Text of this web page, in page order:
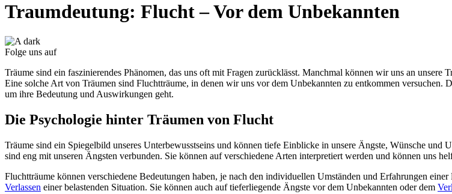
Traumdeutung: Flucht – Vor dem Unbekannten
Folge uns auf
Träume sind ein faszinierendes Phänomen, das uns oft mit Fragen zurücklässt. Manchmal können wir uns an
Eine solche Art von Träumen sind Fluchtträume, in denen wir uns vor dem Unbekannten zu entkommen versuchen.
um ihre Bedeutung und Auswirkungen geht.
Die Psychologie hinter Träumen von Flucht
Träume sind ein Spiegelbild unseres Unterbewusstseins und können tiefe Einblicke in unsere Ängste, Wünsche
sind eng mit unseren Ängsten verbunden. Sie können auf verschiedene Arten interpretiert werden und können uns
Fluchtträume können verschiedene Bedeutungen haben, je nach den individuellen Umständen und Erfahrungen
Verlassen einer belastenden Situation. Sie können auch auf tieferliegende Ängste vor dem Unbekannten oder dem